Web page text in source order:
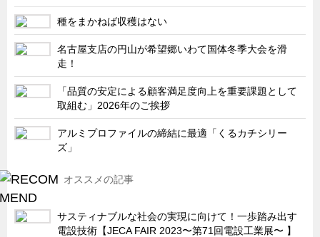
半導体製造装置関連
共同溝・無電柱化関連
サーバーラック・エンクロジャー
特装車・バス・トラック関連
フリーザー・フードマシナリー関連
自動販売機・自動改札機関連
鉄道車両・駅舎関連
CATEGORY 連載
営業、丸ごとフカボリ
新製品開発最前線
種をまかねば収穫はない
名古屋支店の円山が希望郷いわて国体冬季大会を滑
走！
「品質の安定による顧客満足度向上を重要課題として
取組む」2026年のご挨拶
アルミプロファイルの締結に最適「くるカチシリー
ズ」
オススメの記事
サスティナブルな社会の実現に向けて！一歩踏み出す
電設技術【JECA FAIR 2023〜第71回電設工業展〜 】